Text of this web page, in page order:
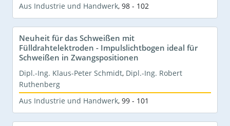
Aus Industrie und Handwerk, 98 - 102
Neuheit für das Schweißen mit
Fülldrahtelektroden - Impulslichtbogen ideal für
Schweißen in Zwangspositionen
Dipl.-Ing. Klaus-Peter Schmidt, Dipl.-Ing. Robert
Ruthenberg
Aus Industrie und Handwerk, 99 - 101